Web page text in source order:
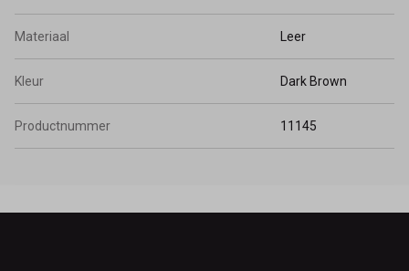
Materiaal Leer
Kleur Dark Brown
Productnummer 11145